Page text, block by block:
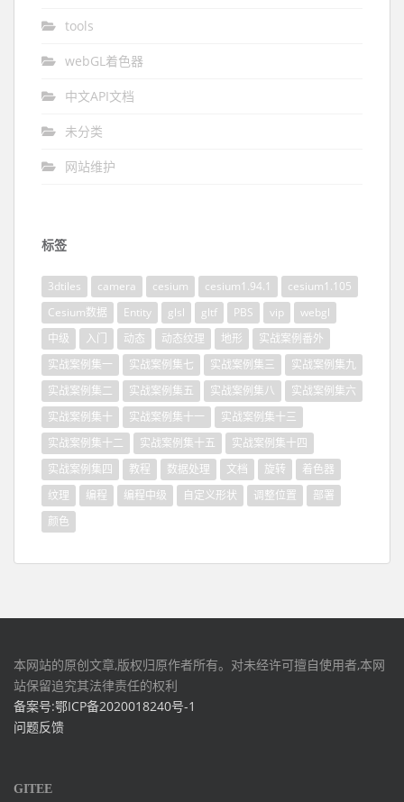
tools
webGL着色器
中文API文档
未分类
网站维护
标签
3dtiles camera cesium cesium1.94.1
cesium1.105
Cesium数据
Entity glsl gltf PBS vip
webgl
中级
入门 动态 动态纹理 地形
实战案例番外
实战案例集一
实战案例集七 实战案例集三
实战案例集九
实战案例集二
实战案例集五 实战案例集八
实战案例集六
实战案例集十
实战案例集十一
实战案例集十三
实战案例集十二
实战案例集十五
实战案例集十四
实战案例集四
教程 数据处理 文档 旋转
着色器
纹理
编程 编程中级 自定义形状 调整位置
部署
颜色
本网站的原创文章,版权归原作者所有。对未经许可擅自使用者,本网
站保留追究其法律责任的权利
备案号:鄂ICP备2020018240号-1
问题反馈
GITEE